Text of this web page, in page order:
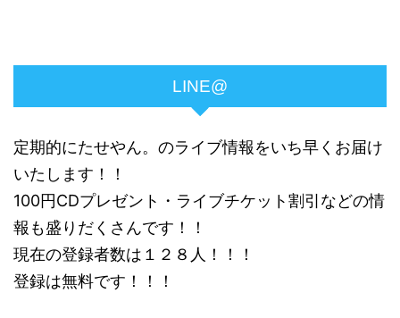
LINE@
定期的にたせやん。のライブ情報をいち早くお届け
いたします！！
100円CDプレゼント・ライブチケット割引などの情
報も盛りだくさんです！！
現在の登録者数は１２８人！！！
登録は無料です！！！